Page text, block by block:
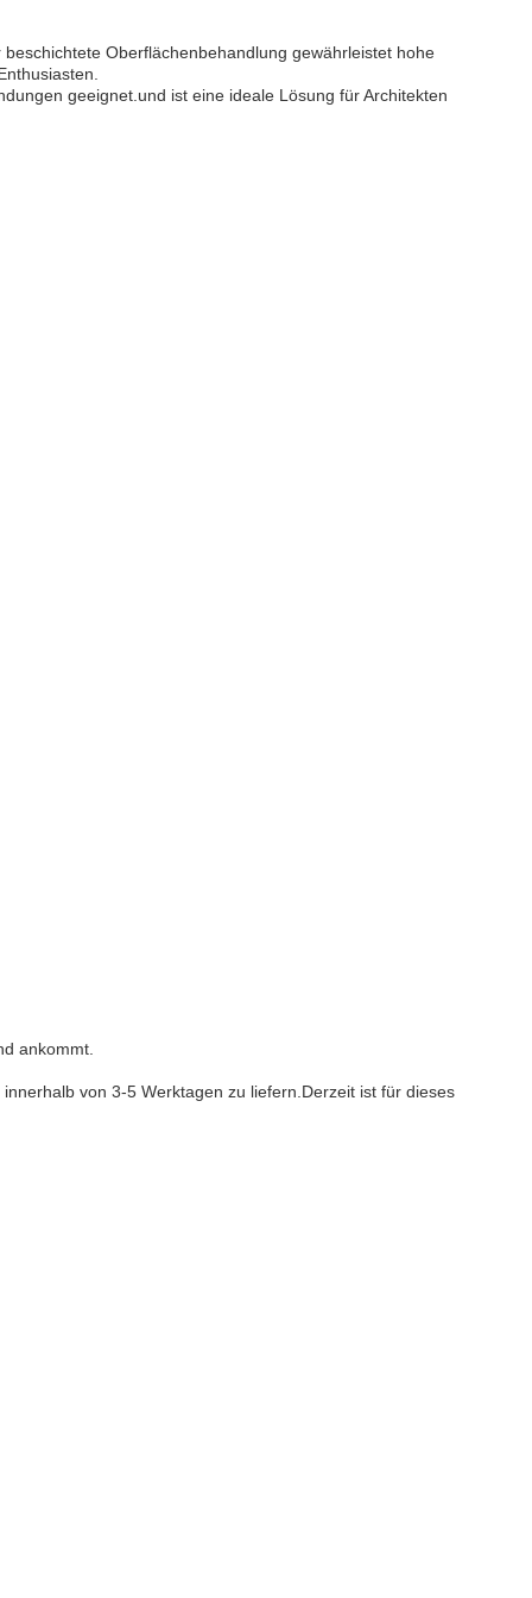
Oberflächenbehandlung gewährleistet hohe
geeignet.und ist eine ideale Lösung für Architekten
ankommt.
von 3-5 Werktagen zu liefern.Derzeit ist für dieses